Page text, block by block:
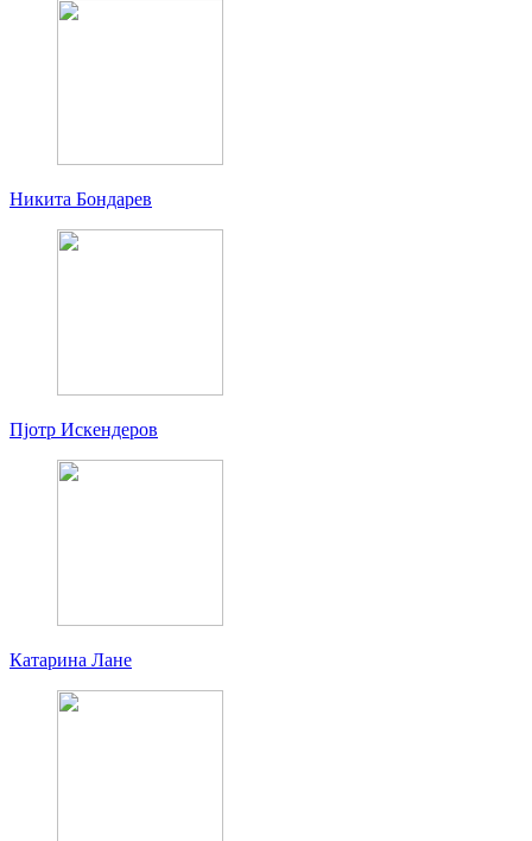
Никита Бондарев
Пjoтр Искендеров
Катарина Лане